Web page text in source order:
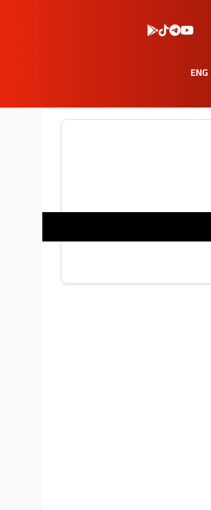
ENG